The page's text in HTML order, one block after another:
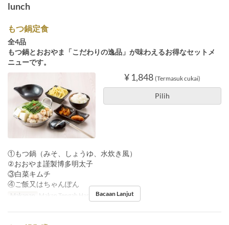
lunch
もつ鍋定食
全4品
もつ鍋とおおやま「こだわりの逸品」が味わえるお得なセットメ
ニューです。
¥ 1,848 (Termasuk cukai)
Pilih
①もつ鍋（みそ、しょうゆ、水炊き風）
②おおやま謹製博多明太子
③白菜キムチ
④ご飯又はちゃんぽん
Makanan Makan Tengah Hari Bacaan Lanjut